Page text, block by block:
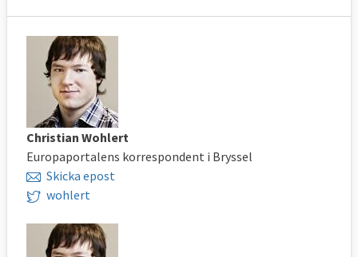
Christian Wohlert
Europaportalens korrespondent i Bryssel
Skicka epost
wohlert